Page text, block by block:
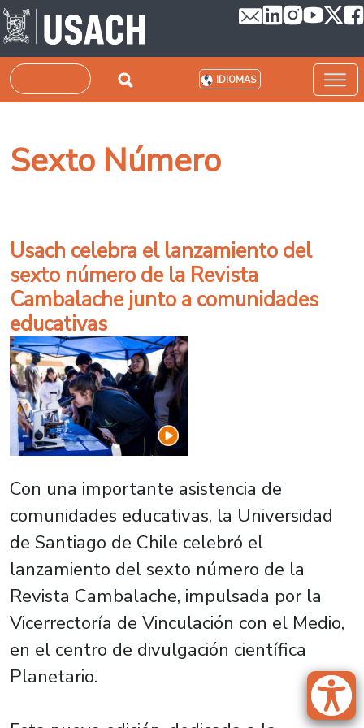
Pasar al contenido principal
Buscar IDIOMAS
Sexto Número
Usach celebra el lanzamiento del
sexto número de la Revista
Cambalache junto a comunidades
educativas
Con una importante asistencia de
comunidades educativas, la Universidad
de Santiago de Chile celebró el
lanzamiento del sexto número de la
Revista Cambalache, impulsada por la
Vicerrectoría de Vinculación con el Medio,
en el centro de divulgación científica
Planetario.